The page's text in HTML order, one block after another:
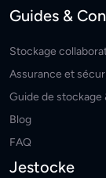
Guides &
Stockage
Assurance et
Guide de stockage
Blog
FAQ
Jestocke